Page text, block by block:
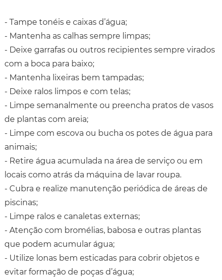
- Tampe tonéis e caixas d’água;
- Mantenha as calhas sempre limpas;
- Deixe garrafas ou outros recipientes sempre virados
com a boca para baixo;
- Mantenha lixeiras bem tampadas;
- Deixe ralos limpos e com telas;
- Limpe semanalmente ou preencha pratos de vasos
de plantas com areia;
- Limpe com escova ou bucha os potes de água para
animais;
- Retire água acumulada na área de serviço ou em
locais como atrás da máquina de lavar roupa.
- Cubra e realize manutenção periódica de áreas de
piscinas;
- Limpe ralos e canaletas externas;
- Atenção com bromélias, babosa e outras plantas
que podem acumular água;
- Utilize lonas bem esticadas para cobrir objetos e
evitar formação de poças d’água;